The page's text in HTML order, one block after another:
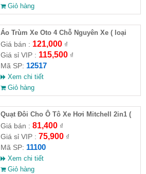
Giỏ hàng
Áo Trùm Xe Oto 4 Chỗ Nguyên Xe ( loại
lớn )( HĐ )
Giá bán : 121,000₫
Giá sỉ VIP : 115,500₫
Mã SP: 12517
Xem chi tiết
Giỏ hàng
Quạt Đôi Cho Ô Tô Xe Hơi Mitchell 2in1 (
HĐ )
Giá bán : 81,400₫
Giá sỉ VIP : 75,900₫
Mã SP: 11100
Xem chi tiết
Giỏ hàng